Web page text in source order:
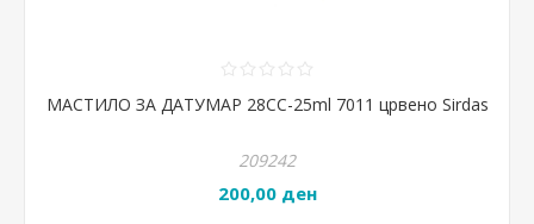
МАСТИЛО ЗА ДАТУМАР 28CC-25ml 7011 црвено Sirdas
209242
200,00 ден